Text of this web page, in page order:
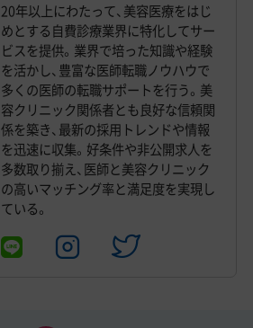
20年以上にわたって、美容医療をはじ
めとする自費診療業界に特化してサー
ビスを提供。業界で培った知識や経験
を活かし、豊富な医師転職ノウハウで
多くの医師の転職サポートを行う。美
容クリニック関係者とも良好な信頼関
係を築き、最新の採用トレンドや情報
を迅速に収集。好条件や非公開求人を
多数取り揃え、医師と美容クリニック
の高いマッチング率と満足度を実現し
ている。